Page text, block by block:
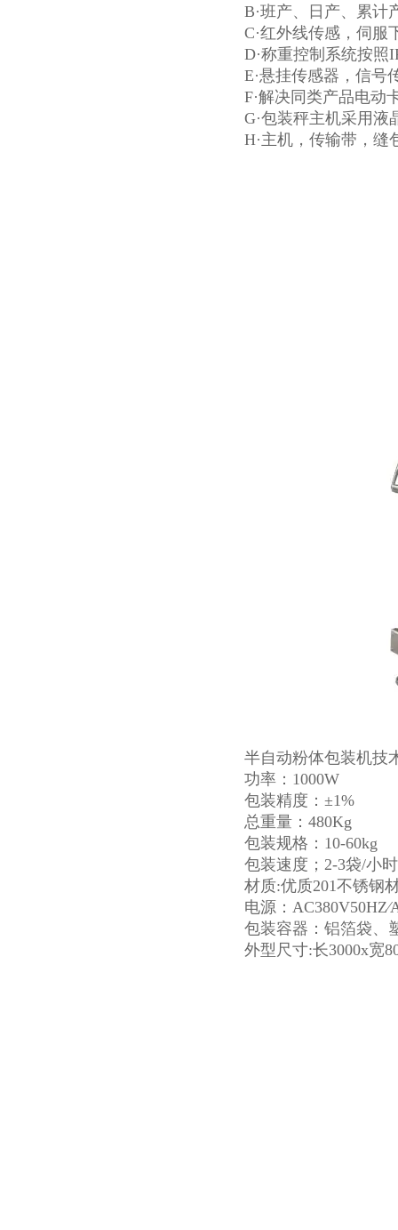
B·班产、日产、累计
C·红外线传感，伺服
D·称重控制系统按照
E·悬挂传感器，信号
F·解决同类产品电动
G·包装秤主机采用液
H·主机，传输带，缝
半自动粉体包装机技
功率：1000W
包装精度：±1%
总重量：480Kg
包装规格：10-60kg
包装速度；2-3袋/小时
材质:优质201不锈钢
电源：
包装容器：铝箔袋、
外型尺寸:长3000x宽